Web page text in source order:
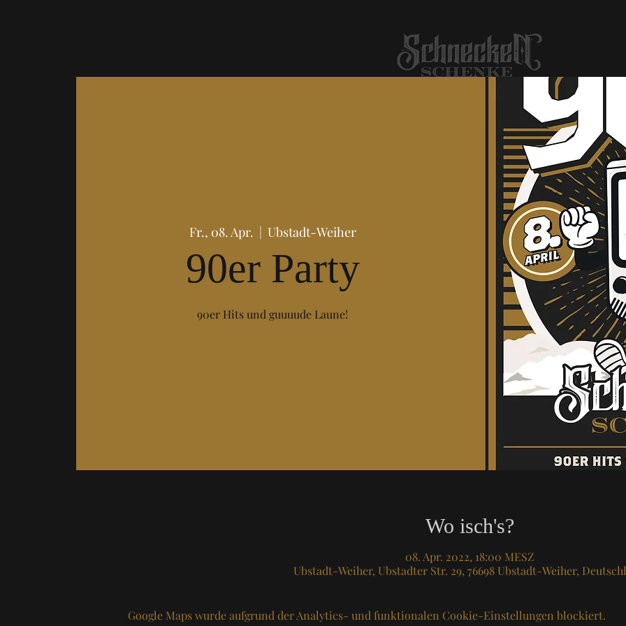
Fr., 08. Apr.
  |
Ubstadt-Weiher
90er Party
90er Hits und guuuude Laune!
Wo isch's?
08. Apr. 2022, 18:00 MESZ
Ubstadt-Weiher, Ubstadter Str. 29, 76698 Ubstadt-Weiher,
Google Maps wurde aufgrund der Analytics- und funktionalen Cookie-Einstellungen blockiert.